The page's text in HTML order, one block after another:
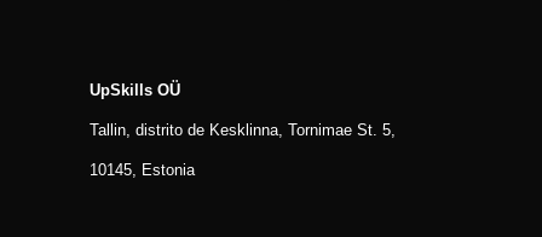
UpSkills OÜ
Tallin, distrito de Kesklinna, Tornimаe St. 5,
10145, Estonia